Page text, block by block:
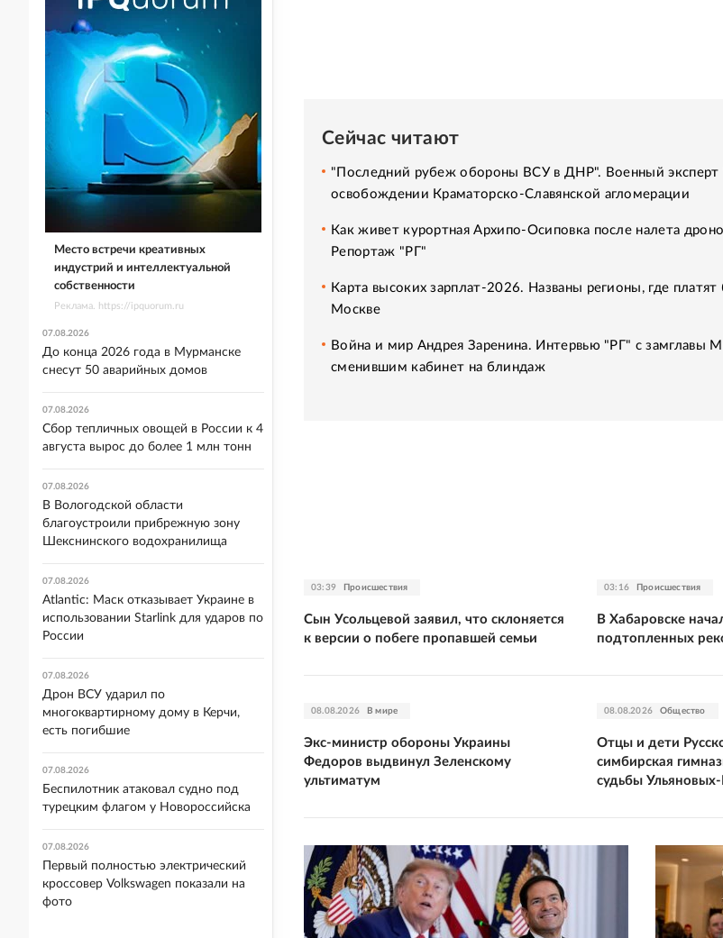
Сейчас читают
"Последний рубеж обороны ВСУ в ДНР". Военный
освобождении Краматорско-Славянской агломерации
Как живет курортная Архипо-Осиповка после налета
Репортаж "РГ"
Карта высоких зарплат-2026. Названы регионы, где
Москве
Война и мир Андрея Заренина. Интервью "РГ" с замглавы
сменившим кабинет на блиндаж
03:39 Происшествия
Сын Усольцевой заявил, что склоняется
к версии о побеге пропавшей семьи
03:16 Происшествия
В Хабаровске
подтопленных
08.08.2026 В мире
Экс-министр обороны Украины
Федоров выдвинул Зеленскому
ультиматум
08.08.2026 Общество
Отцы и дети
симбирская
судьбы
Место встречи креативных
индустрий и интеллектуальной
собственности
Реклама. https://ipquorum.ru
07.08.2026
До конца 2026 года в Мурманске
снесут 50 аварийных домов
07.08.2026
Сбор тепличных овощей в России к 4
августа вырос до более 1 млн тонн
07.08.2026
В Вологодской области
благоустроили прибрежную зону
Шекснинского водохранилища
07.08.2026
Atlantic: Маск отказывает Украине в
использовании Starlink для ударов по
России
07.08.2026
Дрон ВСУ ударил по
многоквартирному дому в Керчи,
есть погибшие
07.08.2026
Беспилотник атаковал судно под
турецким флагом у Новороссийска
07.08.2026
Первый полностью электрический
кроссовер Volkswagen показали на
фото